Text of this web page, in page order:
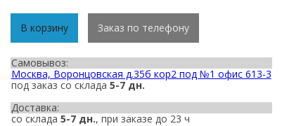
В корзину Заказ по телефону
Самовывоз:
Москва, Воронцовская д.35б кор2 под №1 офис 613-3
под заказ со склада 5-7 дн.
Доставка:
со склада 5-7 дн., при заказе до 23 ч